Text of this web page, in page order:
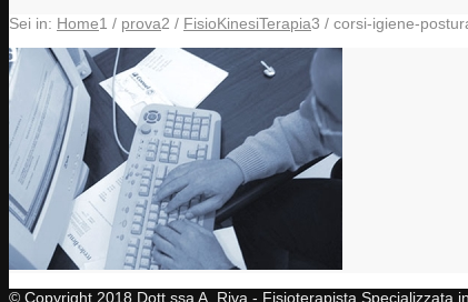
Sei in: Home1 / prova2 / FisioKinesiTerapia3 / corsi-igiene-
© Copyright 2018 Dott.ssa A. Riva - Fisioterapista Specializzata